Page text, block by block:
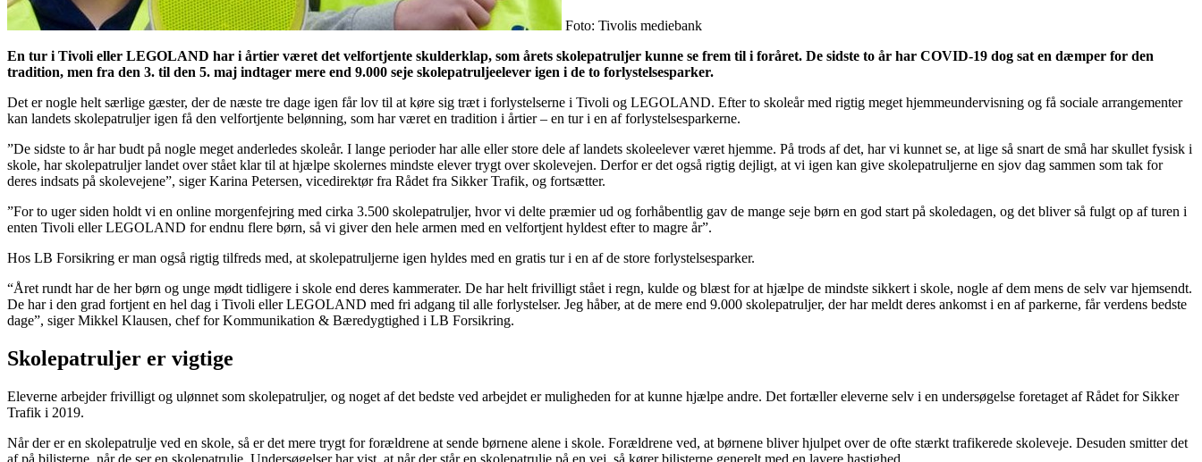
Foto: Tivolis mediebank
En tur i Tivoli eller LEGOLAND har i årtier været det velfortjente skulderklap, som årets skolepatruljer kunne se frem til i foråret. De sidste to år har COVID-19 dog sat en dæmper for den
tradition, men fra den 3. til den 5. maj indtager mere end 9.000 seje skolepatruljeelever igen i de to forlystelsesparker.
Det er nogle helt særlige gæster, der de næste tre dage igen får lov til at køre sig træt i forlystelserne i Tivoli og LEGOLAND. Efter to skoleår med rigtig meget hjemmeundervisning og få sociale arrangementer
kan landets skolepatruljer igen få den velfortjente belønning, som har været en tradition i årtier – en tur i en af forlystelsesparkerne.
”De sidste to år har budt på nogle meget anderledes skoleår. I lange perioder har alle eller store dele af landets skoleelever været hjemme. På trods af det, har vi kunnet se, at lige så snart de små har skullet fysisk i
skole, har skolepatruljer landet over stået klar til at hjælpe skolernes mindste elever trygt over skolevejen. Derfor er det også rigtig dejligt, at vi igen kan give skolepatruljerne en sjov dag sammen som tak for
deres indsats på skolevejene”, siger Karina Petersen, vicedirektør fra Rådet fra Sikker Trafik, og fortsætter.
”For to uger siden holdt vi en online morgenfejring med cirka 3.500 skolepatruljer, hvor vi delte præmier ud og forhåbentlig gav de mange seje børn en god start på skoledagen, og det bliver så fulgt op af turen i
enten Tivoli eller LEGOLAND for endnu flere børn, så vi giver den hele armen med en velfortjent hyldest efter to magre år”.
Hos LB Forsikring er man også rigtig tilfreds med, at skolepatruljerne igen hyldes med en gratis tur i en af de store forlystelsesparker.
“Året rundt har de her børn og unge mødt tidligere i skole end deres kammerater. De har helt frivilligt stået i regn, kulde og blæst for at hjælpe de mindste sikkert i skole, nogle af dem mens de selv var hjemsendt.
De har i den grad fortjent en hel dag i Tivoli eller LEGOLAND med fri adgang til alle forlystelser. Jeg håber, at de mere end 9.000 skolepatruljer, der har meldt deres ankomst i en af parkerne, får verdens bedste
dage”, siger Mikkel Klausen, chef for Kommunikation & Bæredygtighed i LB Forsikring.
Skolepatruljer er vigtige
Eleverne arbejder frivilligt og ulønnet som skolepatruljer, og noget af det bedste ved arbejdet er muligheden for at kunne hjælpe andre. Det fortæller eleverne selv i en undersøgelse foretaget af Rådet for Sikker
Trafik i 2019.
Når der er en skolepatrulje ved en skole, så er det mere trygt for forældrene at sende børnene alene i skole. Forældrene ved, at børnene bliver hjulpet over de ofte stærkt trafikerede skoleveje. Desuden smitter det